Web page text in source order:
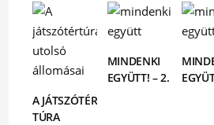
A JÁTSZÓTÉR
TÚRA
MINDENKI
EGYÜTT! – 2.